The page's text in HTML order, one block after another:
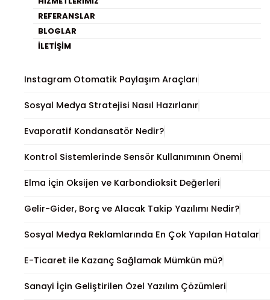
REFERANSLAR
BLOGLAR
İLETIŞIM
En Son Yayınlananlar
Gömülü Sistemlerde Sensör Kullanımı ve Önemi
Instagram Otomatik Paylaşım Araçları
Sosyal Medya Stratejisi Nasıl Hazırlanır
Evaporatif Kondansatör Nedir?
Kontrol Sistemlerinde Sensör Kullanımının Önemi
Elma İçin Oksijen ve Karbondioksit Değerleri
Gelir-Gider, Borç ve Alacak Takip Yazılımı Nedir?
Sosyal Medya Reklamlarında En Çok Yapılan Hatalar
E-Ticaret ile Kazanç Sağlamak Mümkün mü?
Sanayi İçin Geliştirilen Özel Yazılım Çözümleri